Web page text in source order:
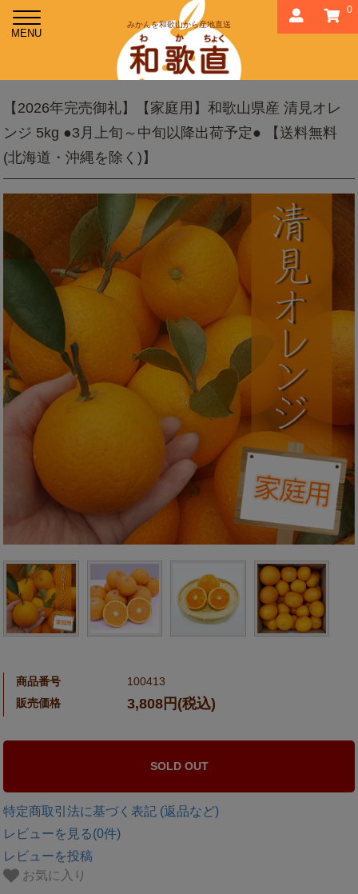
0
みかんを和歌山から産地直送
【2026年完売御礼】【家庭用】和歌山県産 清見オレ
ンジ 5kg ●3月上旬～中旬以降出荷予定● 【送料無料
(北海道・沖縄を除く)】
商品番号
100413
販売価格
3,808円(税込)
SOLD OUT
特定商取引法に基づく表記 (返品など)
レビューを見る(0件)
レビューを投稿
お気に入り